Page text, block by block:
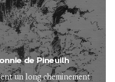
de Pineuilh
un long cheminement